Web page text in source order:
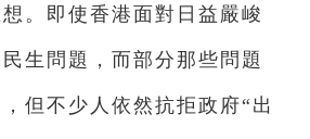
。即使香港面對日益嚴峻
生問題，而部分那些問題
但不少人依然抗拒政府“出